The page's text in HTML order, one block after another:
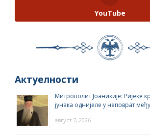
YouTube
Актуелности
Митрополит Јоаникије: Ријеке
јунака однијеле у неповрат
август 7, 2026